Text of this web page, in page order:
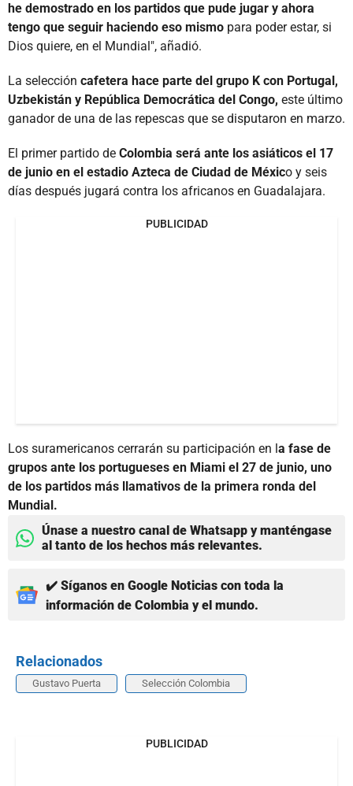
he demostrado en los partidos que pude jugar y ahora
tengo que seguir haciendo eso mismo para poder estar, si
Dios quiere, en el Mundial", añadió.
La selección cafetera hace parte del grupo K con Portugal,
Uzbekistán y República Democrática del Congo, este último
ganador de una de las repescas que se disputaron en marzo.
El primer partido de Colombia será ante los asiáticos el 17
de junio en el estadio Azteca de Ciudad de México y seis
días después jugará contra los africanos en Guadalajara.
PUBLICIDAD
Los suramericanos cerrarán su participación en l a fase de
grupos ante los portugueses en Miami el 27 de junio, uno
de los partidos más llamativos de la primera ronda del
Mundial.
Únase a nuestro canal de Whatsapp y manténgase
al tanto de los hechos más relevantes.
✔️ Síganos en Google Noticias con toda la
información de Colombia y el mundo.
Relacionados
Gustavo Puerta Selección Colombia
PUBLICIDAD